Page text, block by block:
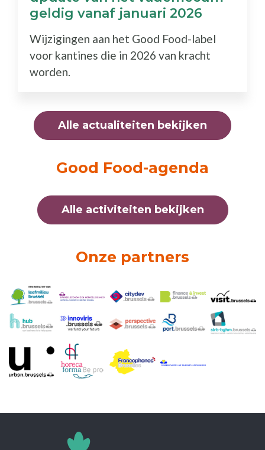
geldig vanaf januari 2026
Wijzigingen aan het Good Food-label
voor kantines die in 2026 van kracht
worden.
Alle actualiteiten bekijken
Good Food-agenda
Alle activiteiten bekijken
Onze partners